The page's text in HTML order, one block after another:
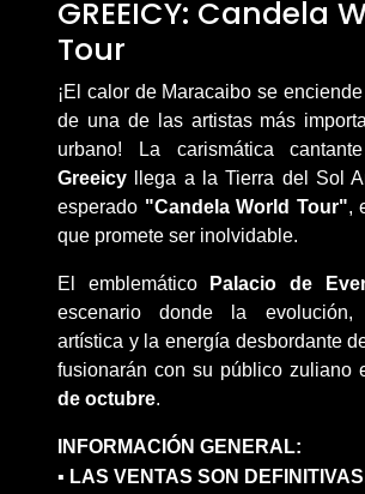
GREEICY: Candela
Tour
¡El calor de Maracaibo se
de una de las artistas más
urbano! La carismática
Greeicy llega a la Tierra del Sol
esperado "Candela World Tour",
que promete ser inolvidable.
El emblemático Palacio de
escenario donde la evolución,
artística y la energía desbordante
fusionarán con su público zuliano
de octubre.
INFORMACIÓN GENERAL:
▪️ LAS VENTAS SON DEFINITIVAS